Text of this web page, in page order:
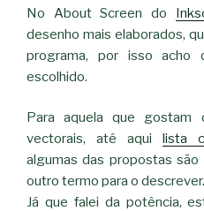
No About Screen do
desenho mais elaborados,
programa, por isso
escolhido.
Para aquela que
vectorais, até aqui
lista
algumas das propostas
outro termo para o descrever.
Já que falei da potência,